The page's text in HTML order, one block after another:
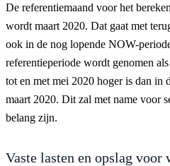
De referentiemaand voor het
wordt maart 2020. Dat gaat met
ook in de nog lopende NOW-
referentieperiode wordt genomen
tot en met mei 2020 hoger is dan in
maart 2020. Dit zal met name voor
belang zijn.
Vaste lasten en opslag voor